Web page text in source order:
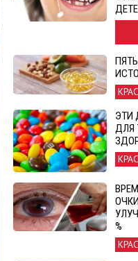
ЭТИ
ДЛЯ
%